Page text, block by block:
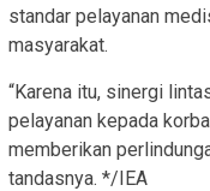
standar pelayanan
masyarakat.
“Karena itu, sinergi
pelayanan kepada
memberikan
tandasnya. */IEA